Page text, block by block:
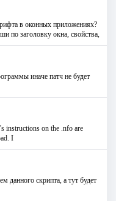
в оконных приложениях?
по заголовку окна, свойства,
иначе патч не будет
instructions on the .nfo are
I
данного скрипта, а тут будет